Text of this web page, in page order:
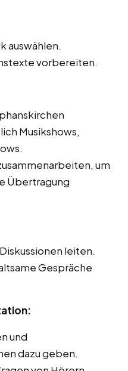
auswählen.
vorbereiten.
Musikshows,
um
Übertragung
leiten.
Gespräche
und
dazu geben.